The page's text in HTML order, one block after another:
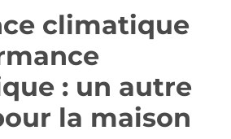
climatique
: un autre
la maison